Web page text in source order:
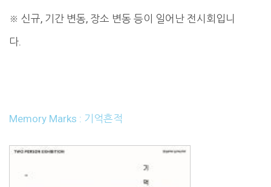
※ 신규, 기간 변동, 장소 변동 등이 일어난 전시회입니
다.
Memory Marks : 기억흔적